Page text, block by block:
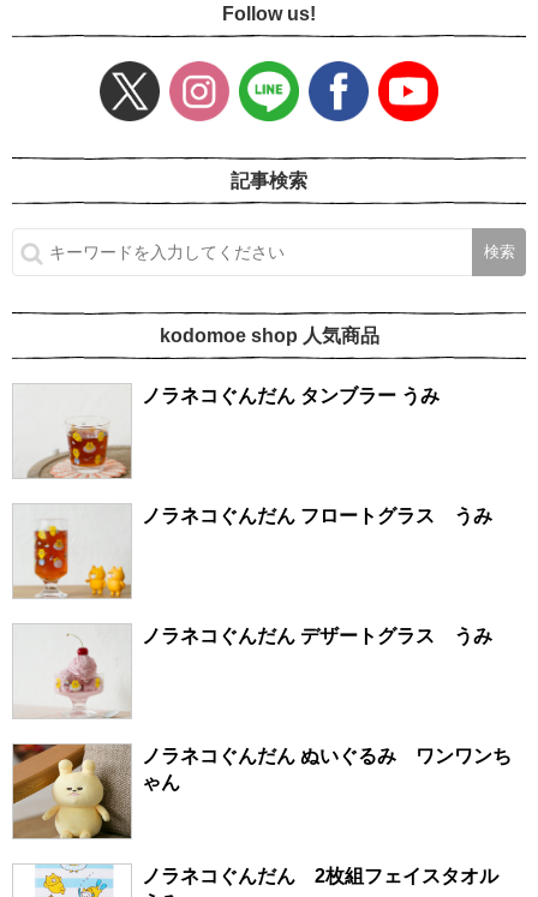
Follow us!
記事検索
kodomoe shop 人気商品
ノラネコぐんだん タンブラー うみ
ノラネコぐんだん フロートグラス うみ
ノラネコぐんだん デザートグラス うみ
ノラネコぐんだん ぬいぐるみ ワンワンち
ゃん
ノラネコぐんだん 2枚組フェイスタオル